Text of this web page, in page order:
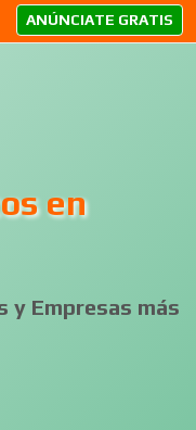
ANÚNCIATE GRATIS
en
y Empresas más